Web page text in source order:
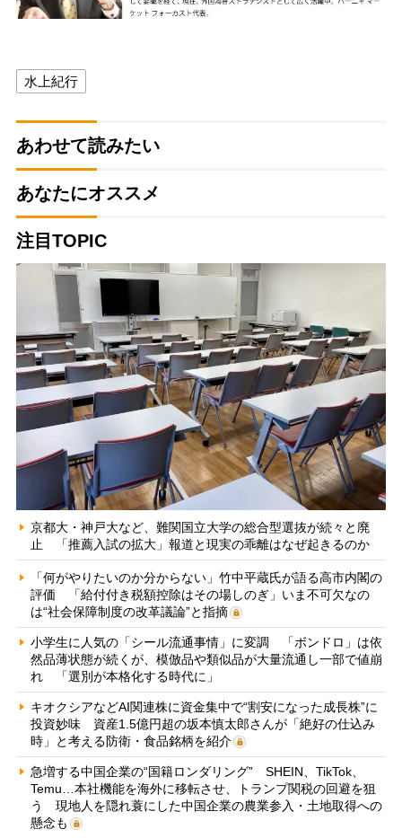
水上紀行
あわせて読みたい
あなたにオススメ
注目TOPIC
京都大・神戸大など、難関国立大学の総合型選抜が続々と廃
止 「推薦入試の拡大」報道と現実の乖離はなぜ起きるのか
「何がやりたいのか分からない」竹中平蔵氏が語る高市内閣の
評価 「給付付き税額控除はその場しのぎ」いま不可欠なの
は“社会保障制度の改革議論”と指摘
小学生に人気の「シール流通事情」に変調 「ボンドロ」は依
然品薄状態が続くが、模倣品や類似品が大量流通し一部で値崩
れ 「選別が本格化する時代に」
キオクシアなどAI関連株に資金集中で“割安になった成長株”に
投資妙味 資産1.5億円超の坂本慎太郎さんが「絶好の仕込み
時」と考える防衛・食品銘柄を紹介
急増する中国企業の“国籍ロンダリング” SHEIN、TikTok、
Temu…本社機能を海外に移転させ、トランプ関税の回避を狙
う 現地人を隠れ蓑にした中国企業の農業参入・土地取得への
懸念も